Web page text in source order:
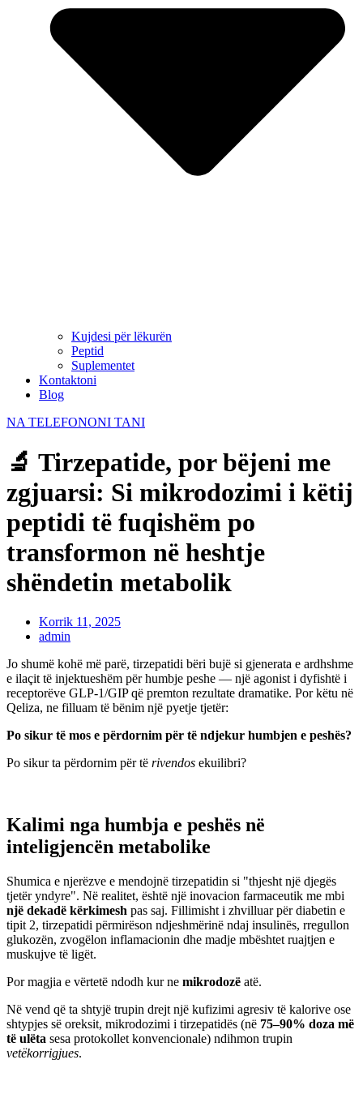
Kujdesi për lëkurën
Peptid
Suplementet
Kontaktoni
Blog
NA TELEFONONI TANI
🔬 Tirzepatide, por bëjeni me
zgjuarsi: Si mikrodozimi i këtij
peptidi të fuqishëm po
transformon në heshtje
shëndetin metabolik
Korrik 11, 2025
admin
Jo shumë kohë më parë, tirzepatidi bëri bujë si gjenerata e ardhshme
e ilaçit të injektueshëm për humbje peshe — një agonist i dyfishtë i
receptorëve GLP-1/GIP që premton rezultate dramatike. Por këtu në
Qeliza, ne filluam të bënim një pyetje tjetër:
Po sikur të mos e përdornim për të ndjekur humbjen e peshës?
Po sikur ta përdornim për të rivendos ekuilibri?
Kalimi nga humbja e peshës në
inteligjencën metabolike
Shumica e njerëzve e mendojnë tirzepatidin si "thjesht një djegës
tjetër yndyre". Në realitet, është një inovacion farmaceutik me mbi
një dekadë kërkimesh pas saj. Fillimisht i zhvilluar për diabetin e
tipit 2, tirzepatidi përmirëson ndjeshmërinë ndaj insulinës, rregullon
glukozën, zvogëlon inflamacionin dhe madje mbështet ruajtjen e
muskujve të ligët.
Por magjia e vërtetë ndodh kur ne mikrodozë atë.
Në vend që ta shtyjë trupin drejt një kufizimi agresiv të kalorive ose
shtypjes së oreksit, mikrodozimi i tirzepatidës (në 75–90% doza më
të ulëta sesa protokollet konvencionale) ndihmon trupin
vetëkorrigjues.